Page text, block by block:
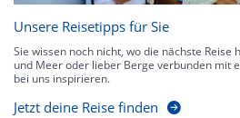
Unsere Reisetipps für Sie
Sie wissen noch nicht, wo die nächste Reise
und Meer oder lieber Berge verbunden mit
bei uns inspirieren.
Jetzt deine Reise finden